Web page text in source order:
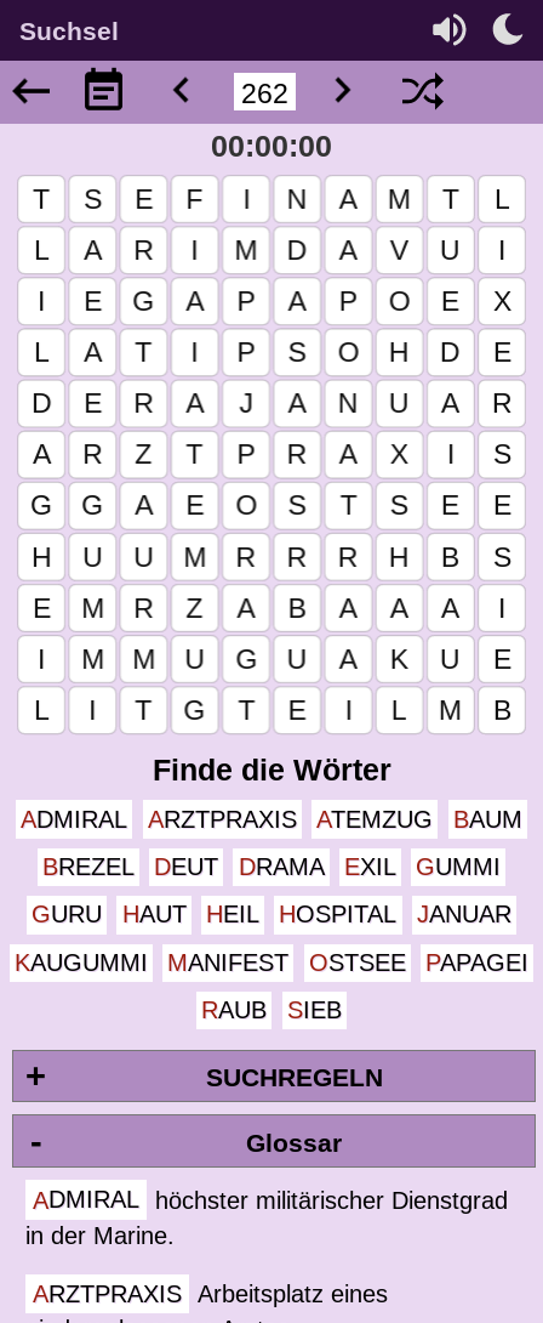
Suchsel
00:00:00
Finde die Wörter
ADMIRAL ARZTPRAXIS ATEMZUG
BAUM
BREZEL
DEUT DRAMA EXIL
GUMMI
GURU
HAUT HEIL HOSPITAL
JANUAR
KAUGUMMI
MANIFEST OSTSEE
PAPAGEI
RAUB
SIEB
+ SUCHREGELN
- Glossar
ADMIRAL
höchster militärischer Dienstgrad
in der Marine.
ARZTPRAXIS Arbeitsplatz eines